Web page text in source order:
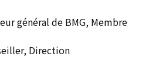
général de BMG, Membre
Direction